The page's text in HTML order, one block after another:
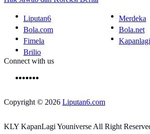
Liputan6
Merdeka
Bola.com
Bola.net
Fimela
Kapanlagi
Brilio
Connect with us
Copyright © 2026 Liputan6.com
KLY KapanLagi Youniverse All Right